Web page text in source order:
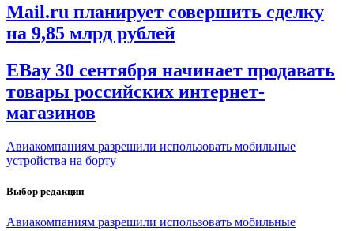
Mail.ru планирует совершить сделку
на 9,85 млрд рублей
EBay 30 сентября начинает продавать
товары российских интернет-
магазинов
Авиакомпаниям разрешили использовать мобильные
устройства на борту
Выбор редакции
Авиакомпаниям разрешили использовать мобильные